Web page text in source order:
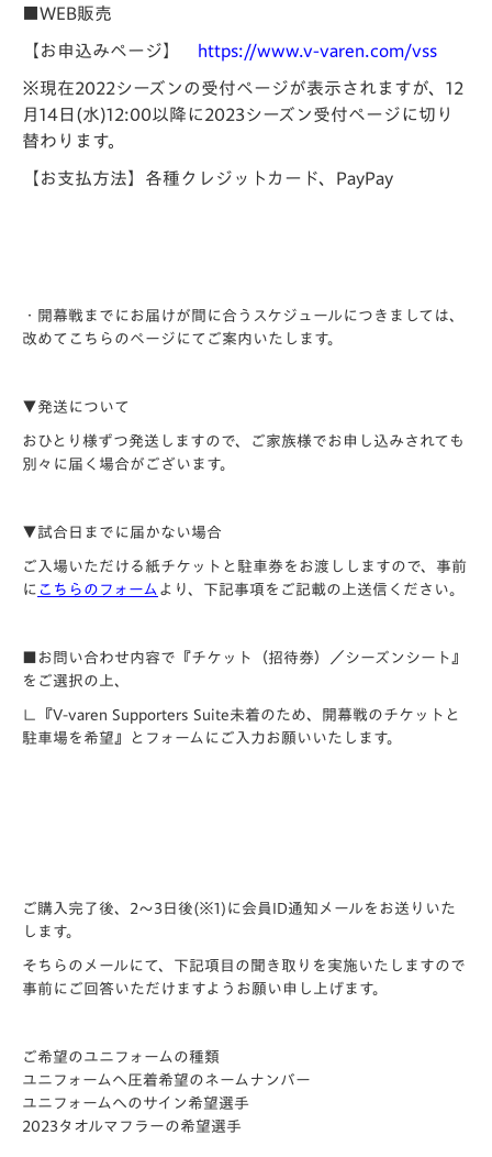
■WEB販売
【お申込みページ】 https://www.v-varen.com/vss
※現在2022シーズンの受付ページが表示されますが、12
月14日(水)12:00以降に2023シーズン受付ページに切り
替わります。
【お支払方法】各種クレジットカード、PayPay
・開幕戦までにお届けが間に合うスケジュールにつきましては、
改めてこちらのページにてご案内いたします。
▼発送について
おひとり様ずつ発送しますので、ご家族様でお申し込みされても
別々に届く場合がございます。
▼試合日までに届かない場合
ご入場いただける紙チケットと駐車券をお渡ししますので、事前
に こちらのフォーム より、下記事項をご記載の上送信ください。
■お問い合わせ内容で『チケット（招待券）／シーズンシート』
をご選択の上、
∟『V-varen Supporters Suite未着のため、開幕戦のチケットと
駐車場を希望』とフォームにご入力お願いいたします。
ご購入完了後、2～3日後(※1)に会員ID通知メールをお送りいた
します。
そちらのメールにて、下記項目の聞き取りを実施いたしますので
事前にご回答いただけますようお願い申し上げます。
ご希望のユニフォームの種類
ユニフォームへ圧着希望のネームナンバー
ユニフォームへのサイン希望選手
2023タオルマフラーの希望選手